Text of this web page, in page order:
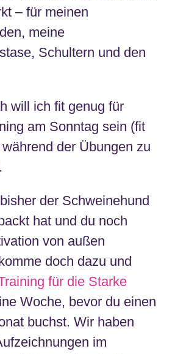
– für meinen
meine
Schultern und den
will ich fit genug für
am Sonntag sein (fit
der Übungen zu
der Schweinehund
hat und du noch
von außen
doch dazu und
für die Starke
Woche, bevor du einen
buchst. Wir haben
im